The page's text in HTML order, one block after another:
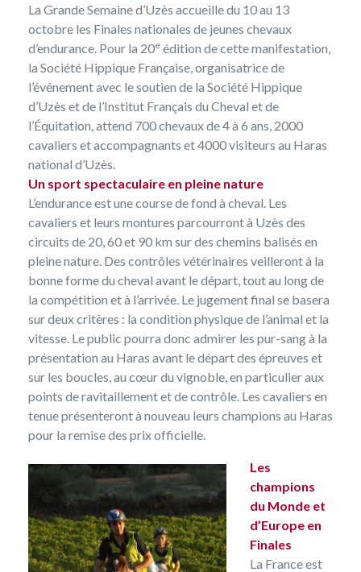
La Grande Semaine d’Uzès accueille du 10 au 13
octobre les Finales nationales de jeunes chevaux
d’endurance . Pour la 20e édition de cette manifestation,
la Société Hippique Française , organisatrice de
l’événement avec le soutien de la Société Hippique
d’Uzès et de l’Institut Français du Cheval et de
l’Équitation, attend 700 chevaux de 4 à 6 ans, 2000
cavaliers et accompagnants et 4000 visiteurs au Haras
national d’Uzès.
Un sport spectaculaire en pleine nature
L’endurance est une course de fond à cheval. Les
cavaliers et leurs montures parcourront à Uzès des
circuits de 20, 60 et 90 km sur des chemins balisés en
pleine nature. Des contrôles vétérinaires veilleront à la
bonne forme du cheval avant le départ, tout au long de
la compétition et à l’arrivée. Le jugement final se basera
sur deux critères : la condition physique de l’animal et la
vitesse. Le public pourra donc admirer les pur-sang à la
présentation au Haras avant le départ des épreuves et
sur les boucles, au cœur du vignoble, en particulier aux
points de ravitaillement et de contrôle. Les cavaliers en
tenue présenteront à nouveau leurs champions au Haras
pour la remise des prix officielle.
Les
champions
du Monde et
d’Europe en
Finales
La France est